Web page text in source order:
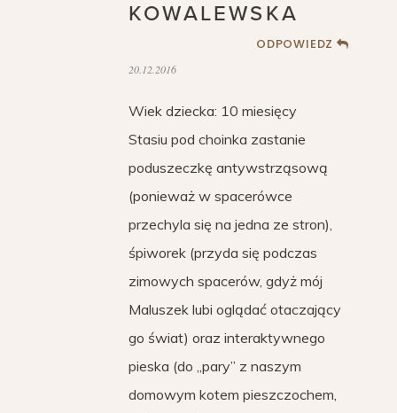
KOWALEWSKA
ODPOWIEDZ
20.12.2016
Wiek dziecka: 10 miesięcy
Stasiu pod choinka zastanie
poduszeczkę antywstrząsową
(ponieważ w spacerówce
przechyla się na jedna ze stron),
śpiworek (przyda się podczas
zimowych spacerów, gdyż mój
Maluszek lubi oglądać otaczający
go świat) oraz interaktywnego
pieska (do „pary” z naszym
domowym kotem pieszczochem,